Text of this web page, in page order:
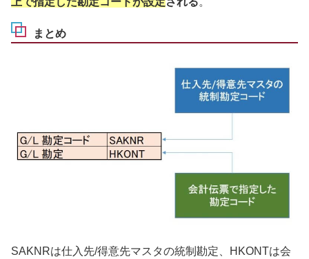
まとめ
SAKNRは仕入先/得意先マスタの統制勘定、HKONTは会